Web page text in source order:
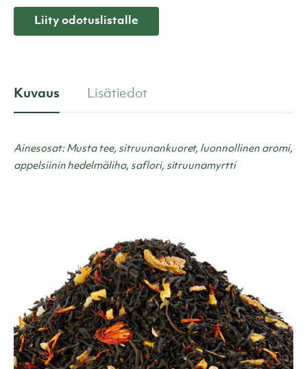
odotuslistalle
Liity odotuslistalle
Kuvaus Lisätiedot
Ainesosat: Musta tee, sitruunankuoret, luonnollinen aromi,
appelsiinin hedelmäliha, saflori, sitruunamyrtti